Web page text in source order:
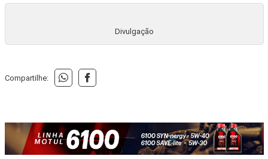
Divulgação
Compartilhe: